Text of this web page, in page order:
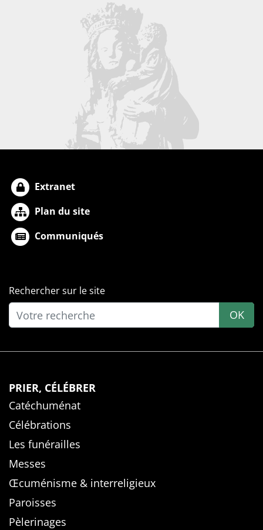
Extranet
Plan du site
Communiqués
Rechercher sur le site
OK
PRIER, CÉLÉBRER
Catéchuménat
Célébrations
Les funérailles
Messes
Œcuménisme & interreligieux
Paroisses
Pèlerinages